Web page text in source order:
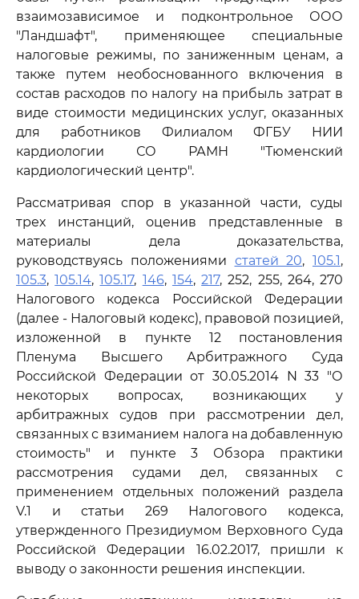
взаимозависимое и подконтрольное ООО
"Ландшафт", применяющее специальные
налоговые режимы, по заниженным ценам, а
также путем необоснованного включения в
состав расходов по налогу на прибыль затрат в
виде стоимости медицинских услуг, оказанных
для работников Филиалом ФГБУ НИИ
кардиологии СО РАМН "Тюменский
кардиологический центр".
Рассматривая спор в указанной части, суды
трех инстанций, оценив представленные в
материалы дела доказательства,
руководствуясь положениями статей 20, 105.1,
105.3,105.14,105.17, 146, 154,217, 252, 255, 264, 270
Налогового кодекса Российской Федерации
(далее - Налоговый кодекс), правовой позицией,
изложенной в пункте 12 постановления
Пленума Высшего Арбитражного Суда
Российской Федерации от 30.05.2014 N 33 "О
некоторых вопросах, возникающих у
арбитражных судов при рассмотрении дел,
связанных с взиманием налога на добавленную
стоимость" и пункте 3 Обзора практики
рассмотрения судами дел, связанных с
применением отдельных положений раздела
V.1 и статьи 269 Налогового кодекса,
утвержденного Президиумом Верховного Суда
Российской Федерации 16.02.2017, пришли к
выводу о законности решения инспекции.